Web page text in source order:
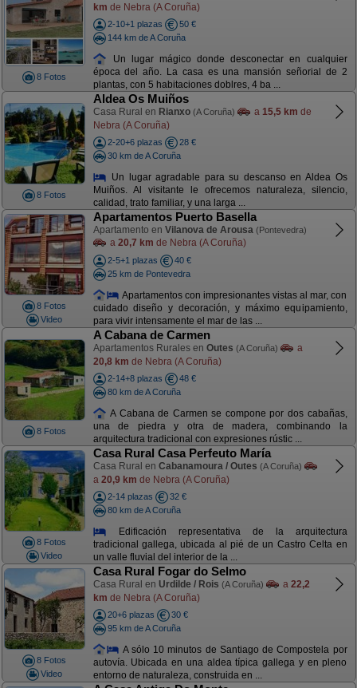
8 Fotos
km de Nebra (A Coruña)
2-10+1 plazas
50 €
144 km de A Coruña
Un lugar mágico donde desconectar en cualquier
época del año. La casa es una mansión señorial de 2
plantas, con 5 habitaciones doblres, 4 ba ...
8 Fotos
Aldea Os Muiños
Casa Rural en Rianxo (A Coruña) a 15,5 km de
Nebra (A Coruña)
2-20+6 plazas
28 €
30 km de A Coruña
Un lugar agradable para su descanso en Aldea Os
Muiños. Al visitante le ofrecemos naturaleza, silencio,
calidad, trato familiar, y una larga ...
8 Fotos
Video
Apartamentos Puerto Basella
Apartamento en Vilanova de Arousa (Pontevedra)
a 20,7 km de Nebra (A Coruña)
2-5+1 plazas
40 €
25 km de Pontevedra
Apartamentos con impresionantes vistas al mar, con
cuidado diseño y decoración, y máximo equipamiento,
para vivir intensamente el mar de las ...
8 Fotos
A Cabana de Carmen
Apartamentos Rurales en Outes (A Coruña)
a
20,8 km de Nebra (A Coruña)
2-14+8 plazas
48 €
80 km de A Coruña
A Cabana de Carmen se compone por dos cabañas,
una de piedra y otra de madera, combinando la
arquitectura tradicional con expresiones rústic ...
8 Fotos
Video
Casa Rural Casa Perfeuto María
Casa Rural en Cabanamoura / Outes (A Coruña)
a 20,9 km de Nebra (A Coruña)
2-14 plazas
32 €
80 km de A Coruña
Edificación representativa de la arquitectura
tradicional gallega, ubicada al pié de un Castro Celta en
un valle fluvial del interior de la ...
8 Fotos
Video
Casa Rural Fogar do Selmo
Casa Rural en Urdilde / Rois (A Coruña) a 22,2
km de Nebra (A Coruña)
20+6 plazas
30 €
95 km de A Coruña
A sólo 10 minutos de Santiago de Compostela por
autovía. Ubicada en una aldea típica gallega y en pleno
entorno de naturaleza, construida en ...